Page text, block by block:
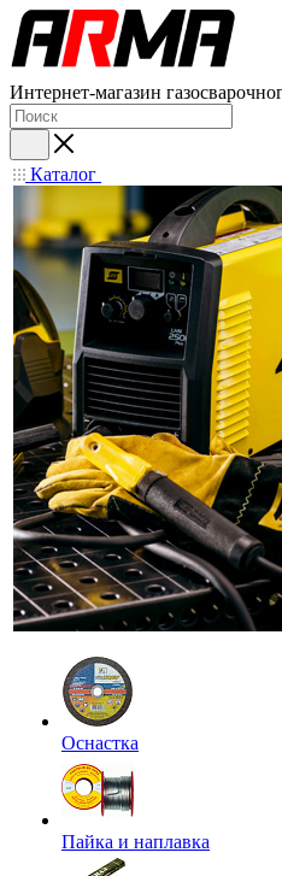
Интернет-магазин
Каталог
Оснастка
Пайка и наплавка